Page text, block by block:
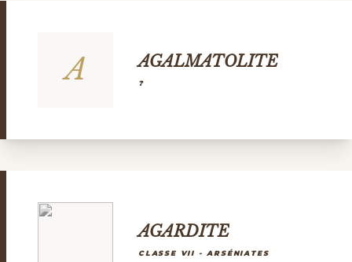
A AGALMATOLITE
?
AGARDITE
CLASSE VII - ARSÉNIATES